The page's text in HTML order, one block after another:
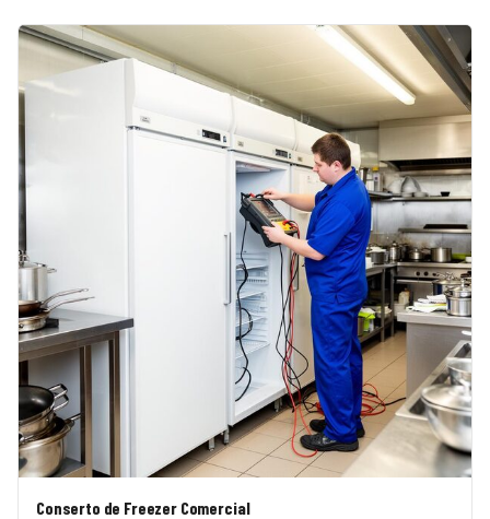
Conserto de Freezer Comercial